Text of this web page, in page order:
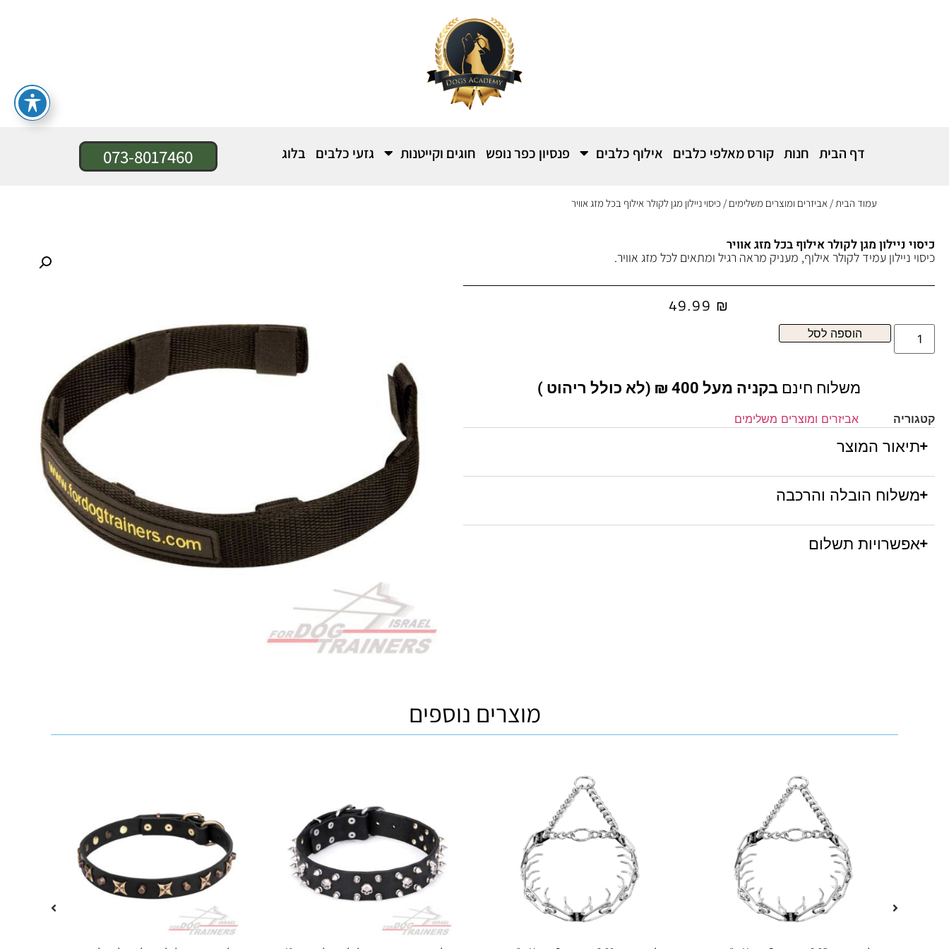
דף הבית חנות קורס מאלפי כלבים אילוף כלבים פנסיון כפר נופש חוגים וקייטנות גזעי כלבים בלוג 073-8017460
עמוד הבית / אביזרים ומוצרים משלימים / כיסוי ניילון מגן לקולר אילוף בכל מזג אוויר
כיסוי ניילון מגן לקולר אילוף בכל מזג אוויר
כיסוי ניילון עמיד לקולר אילוף, מעניק מראה רגיל ומתאים לכל מזג אוויר.
49.99 ₪
הוספה לסל
משלוח חינם בקניה מעל 400 ₪ (לא כולל ריהוט )
קטגוריה אביזרים ומוצרים משלימים
תיאור המוצר
משלוח הובלה והרכבה
אפשרויות תשלום
מוצרים נוספים